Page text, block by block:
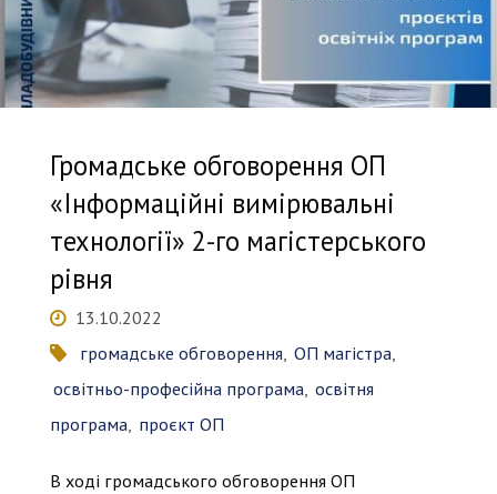
групою
з
«Інформаційні
технології»
магістерського
Громадське обговорення ОП
«Інформаційні вимірювальні
технології» 2-го магістерського
рівня
13.10.2022
громадське обговорення, ОП магістра,
освітньо-професійна програма, освітня
програма, проєкт ОП
В ході громадського обговорення ОП